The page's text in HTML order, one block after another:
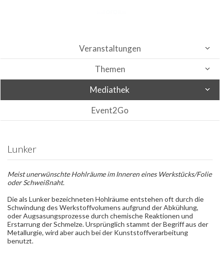
Veranstaltungen
Themen
Mediathek
Event2Go
Lunker
Meist unerwünschte Hohlräume im Inneren eines Werkstücks/Folie
oder Schweißnaht.
Die als Lunker bezeichneten Hohlräume entstehen oft durch die
Schwindung des Werkstoffvolumens aufgrund der Abkühlung,
oder Augsasungsprozesse durch chemische Reaktionen und
Erstarrung der Schmelze. Ursprünglich stammt der Begriff aus der
Metallurgie, wird aber auch bei der Kunststoffverarbeitung
benutzt.